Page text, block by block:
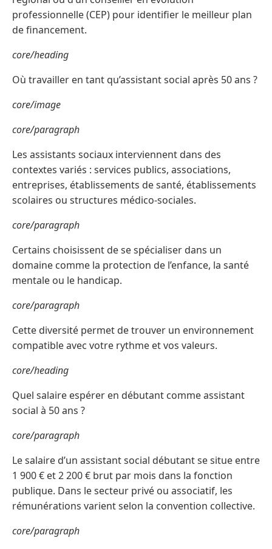
professionnelle (CEP) pour identifier le meilleur plan
de financement.
core/heading
Où travailler en tant qu’assistant social après 50 ans ?
core/image
core/paragraph
Les assistants sociaux interviennent dans des
contextes variés : services publics, associations,
entreprises, établissements de santé, établissements
scolaires ou structures médico-sociales.
core/paragraph
Certains choisissent de se spécialiser dans un
domaine comme la protection de l’enfance, la santé
mentale ou le handicap.
core/paragraph
Cette diversité permet de trouver un environnement
compatible avec votre rythme et vos valeurs.
core/heading
Quel salaire espérer en débutant comme assistant
social à 50 ans ?
core/paragraph
Le salaire d’un assistant social débutant se situe entre
1 900 € et 2 200 € brut par mois dans la fonction
publique. Dans le secteur privé ou associatif, les
rémunérations varient selon la convention collective.
core/paragraph